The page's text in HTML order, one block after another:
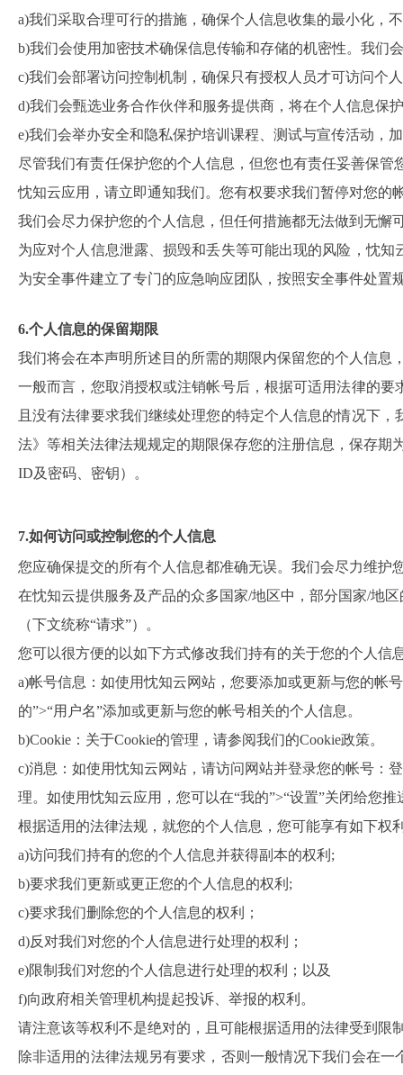
a)我们采取合理可行的措施，确保个人信息收集的最小化，
b)我们会使用加密技术确保信息传输和存储的机密性。我们
c)我们会部署访问控制机制，确保只有授权人员才可访问个
d)我们会甄选业务合作伙伴和服务提供商，将在个人信息保
e)我们会举办安全和隐私保护培训课程、测试与宣传活动，
尽管我们有责任保护您的个人信息，但您也有责任妥善保
忱知云应用，请立即通知我们。您有权要求我们暂停对您的
我们会尽力保护您的个人信息，但任何措施都无法做到无
为应对个人信息泄露、损毁和丢失等可能出现的风险，忱
为安全事件建立了专门的应急响应团队，按照安全事件处
6.个人信息的保留期限
我们将会在本声明所述目的所需的期限内保留您的个人信
一般而言，您取消授权或注销帐号后，根据可适用法律的
且没有法律要求我们继续处理您的特定个人信息的情况下
法》等相关法律法规规定的期限保存您的注册信息，保存
ID及密码、密钥）。
7.如何访问或控制您的个人信息
您应确保提交的所有个人信息都准确无误。我们会尽力维
在忱知云提供服务及产品的众多国家/地区中，部分国家/地
（下文统称“请求”）。
您可以很方便的以如下方式修改我们持有的关于您的个人信
a)帐号信息：如使用忱知云网站，您要添加或更新与您的帐
的”>“用户名”添加或更新与您的帐号相关的个人信息。
b)Cookie：关于Cookie的管理，请参阅我们的Cookie政策。
c)消息：如使用忱知云网站，请访问网站并登录您的帐号：
理。如使用忱知云应用，您可以在“我的”>“设置”关闭给您
根据适用的法律法规，就您的个人信息，您可能享有如下权
a)访问我们持有的您的个人信息并获得副本的权利;
b)要求我们更新或更正您的个人信息的权利;
c)要求我们删除您的个人信息的权利；
d)反对我们对您的个人信息进行处理的权利；
e)限制我们对您的个人信息进行处理的权利；以及
f)向政府相关管理机构提起投诉、举报的权利。
请注意该等权利不是绝对的，且可能根据适用的法律受到限
除非适用的法律法规另有要求，否则一般情况下我们会在